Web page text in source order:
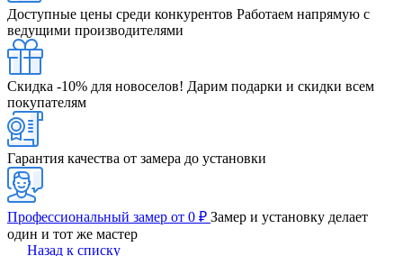
Доступные цены среди конкурентов Работаем напрямую с
ведущими производителями
Скидка -10% для новоселов! Дарим подарки и скидки всем
покупателям
Гарантия качества от замера до установки
Профессиональный замер от 0 ₽ Замер и установку делает
один и тот же мастер
Назад к списку